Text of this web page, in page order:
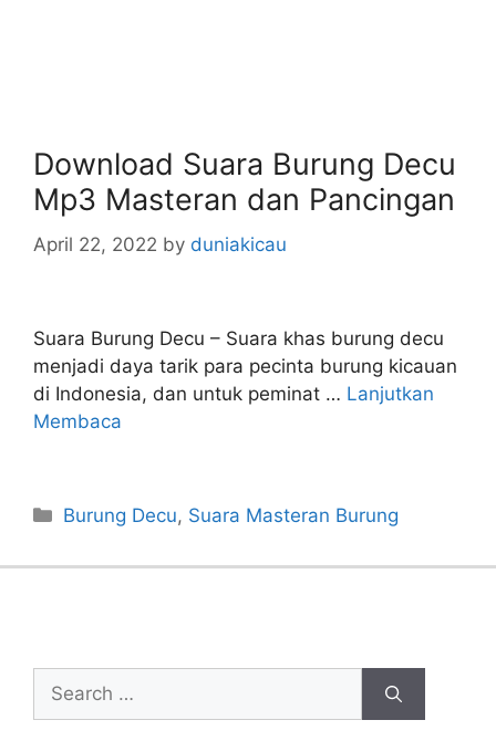
Download Suara Burung Decu
Mp3 Masteran dan Pancingan
April 22, 2022 by duniakicau
Suara Burung Decu – Suara khas burung decu
menjadi daya tarik para pecinta burung kicauan
di Indonesia, dan untuk peminat … Lanjutkan
Membaca
Categories
Burung Decu, Suara Masteran Burung
Search
for: